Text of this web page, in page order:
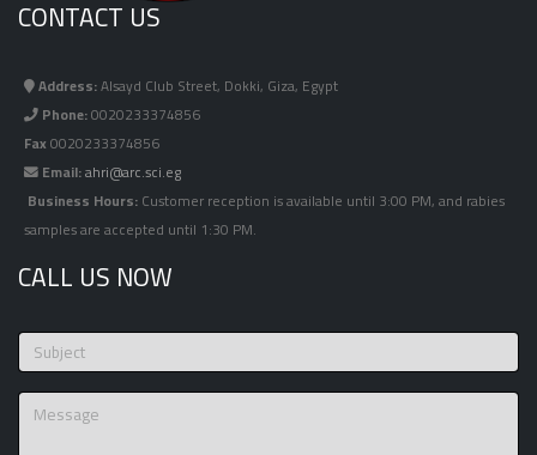
CONTACT US
Address:Alsayd Club Street, Dokki, Giza, Egypt
Phone:0020233374856
Fax0020233374856
Email:ahri@arc.sci.eg
Business Hours:Customer reception is available until 3:00 PM, and rabies
samples are accepted until 1:30 PM.
CALL US NOW